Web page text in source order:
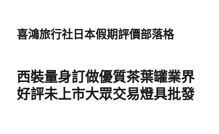
喜鴻旅行社日本假期評價部落格
西裝量身訂做優質茶葉罐業界
好評未上市大眾交易燈具批發